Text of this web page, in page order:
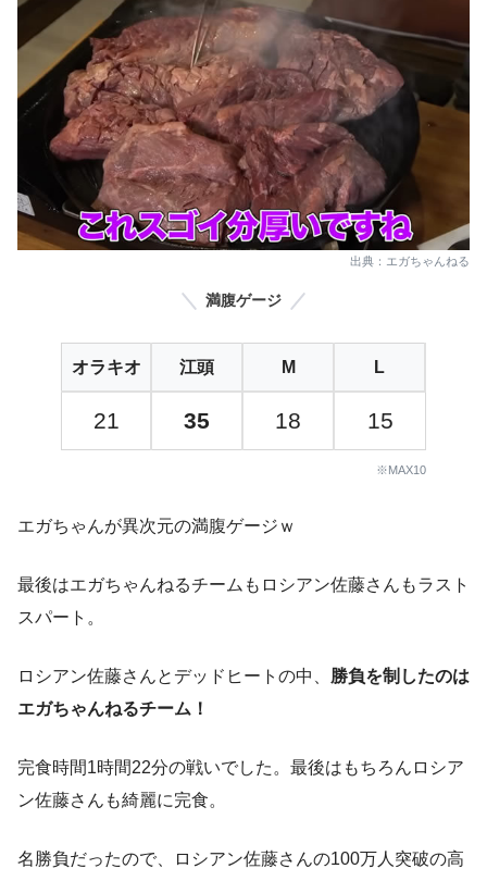
出典：エガちゃんねる
満腹ゲージ
オラキオ 江頭 M L
21 35 18 15
※MAX10
エガちゃんが異次元の満腹ゲージｗ
最後はエガちゃんねるチームもロシアン佐藤さんもラスト
スパート。
ロシアン佐藤さんとデッドヒートの中、 勝負を制したのは
エガちゃんねるチーム！
完食時間1時間22分の戦いでした。最後はもちろんロシア
ン佐藤さんも綺麗に完食。
名勝負だったので、ロシアン佐藤さんの100万人突破の高